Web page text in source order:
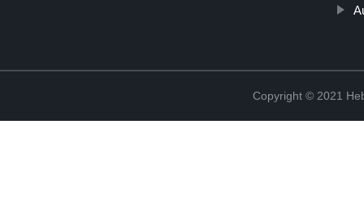
Copyright © 2021